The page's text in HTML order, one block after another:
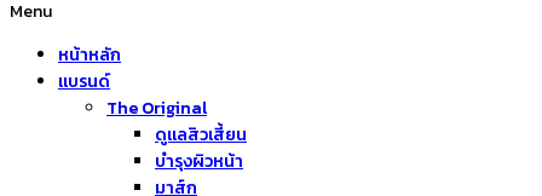
Menu
หน้าหลัก
แบรนด์
The Original
ดูแลสิวเสี้ยน
บำรุงผิวหน้า
มาส์ก